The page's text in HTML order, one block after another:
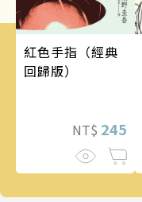
紅色手指（經典
回歸版）
NT$ 245